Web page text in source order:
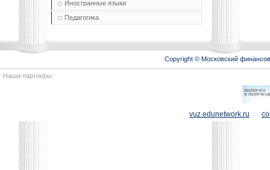
Иностранные языки
Педагогика
Copyright © Московский
Наши партнеры:
vuz.edunetwork.ru